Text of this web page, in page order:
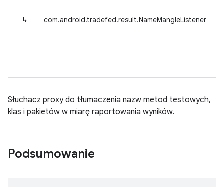
↳ com.android.tradefed.result.NameMangleListener
Słuchacz proxy do tłumaczenia nazw metod testowych,
klas i pakietów w miarę raportowania wyników.
Podsumowanie